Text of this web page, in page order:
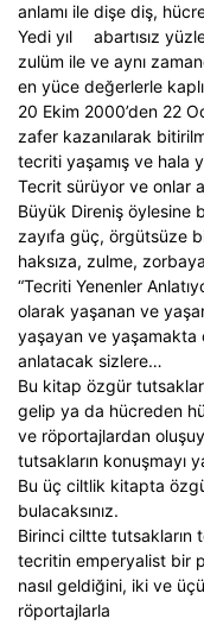
anlamı ile dişe diş,
Yedi yıl
abartısız
zulüm ile ve aynı
en yüce değerlerle
20 Ekim 2000’den 22
zafer kazanılarak
tecriti yaşamış ve hala
Tecrit sürüyor ve onlar
Büyük Direniş öylesine
zayıfa güç, örgütsüze
haksıza, zulme,
“Tecriti Yenenler
olarak yaşanan ve
yaşayan ve yaşamakta
anlatacak sizlere…
Bu kitap özgür
gelip ya da hücreden
ve röportajlardan
tutsakların konuşmayı
Bu üç ciltlik kitapta
bulacaksınız.
Birinci ciltte tutsakların
tecritin emperyalist bir
nasıl geldiğini, iki ve
röportajlarla